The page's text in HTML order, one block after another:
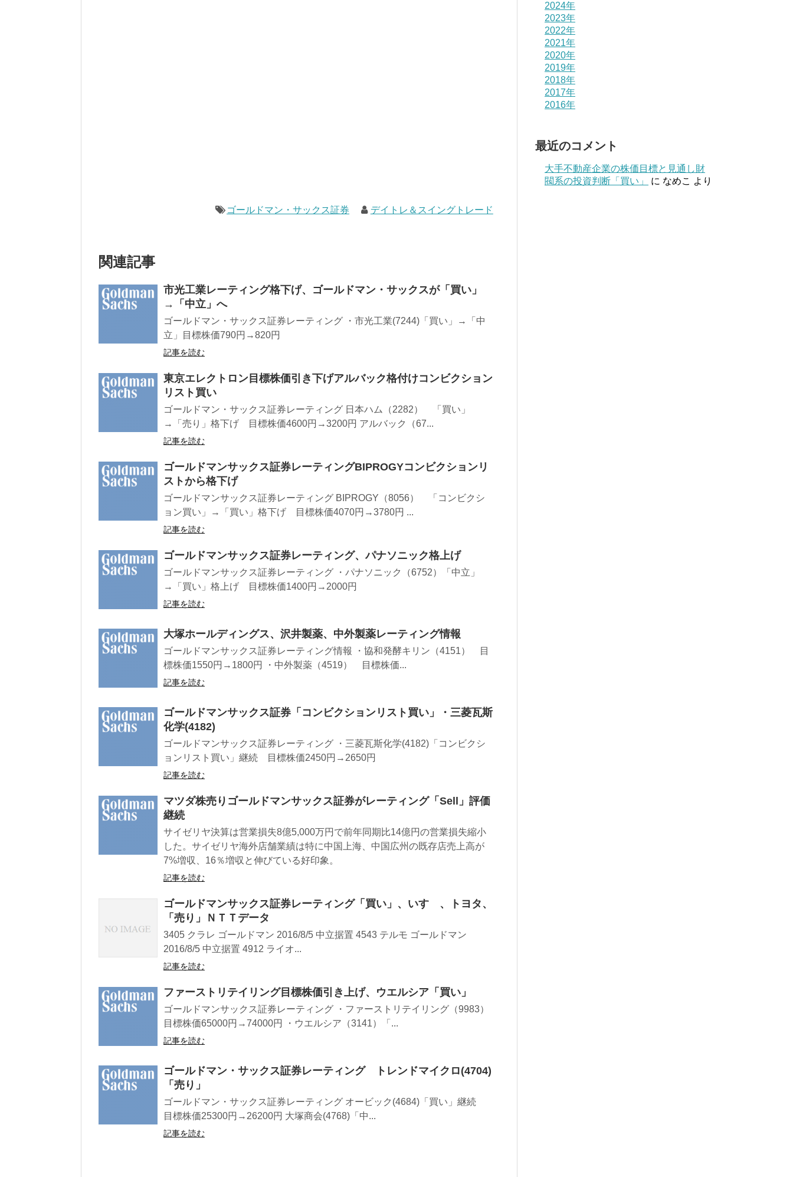
ゴールドマン・サックス証券 デイトレ＆スイングトレード
関連記事
市光工業レーティング格下げ、ゴールドマン・サックスが「買い」
→「中立」へ
ゴールドマン・サックス証券レーティング ・市光工業(7244)「買い」→「中
立」目標株価790円→820円
記事を読む
東京エレクトロン目標株価引き下げアルバック格付けコンビクション
リスト買い
ゴールドマン・サックス証券レーティング 日本ハム（2282） 「買い」
→「売り」格下げ 目標株価4600円→3200円 アルバック（67...
記事を読む
ゴールドマンサックス証券レーティングBIPROGYコンビクションリ
ストから格下げ
ゴールドマンサックス証券レーティング BIPROGY（8056） 「コンビクシ
ョン買い」→「買い」格下げ 目標株価4070円→3780円 ...
記事を読む
ゴールドマンサックス証券レーティング、パナソニック格上げ
ゴールドマンサックス証券レーティング ・パナソニック（6752）「中立」
→「買い」格上げ 目標株価1400円→2000円
記事を読む
大塚ホールディングス、沢井製薬、中外製薬レーティング情報
ゴールドマンサックス証券レーティング情報 ・協和発酵キリン（4151） 目
標株価1550円→1800円 ・中外製薬（4519） 目標株価...
記事を読む
ゴールドマンサックス証券「コンビクションリスト買い」・三菱瓦斯
化学(4182)
ゴールドマンサックス証券レーティング ・三菱瓦斯化学(4182)「コンビクシ
ョンリスト買い」継続 目標株価2450円→2650円
記事を読む
マツダ株売りゴールドマンサックス証券がレーティング「Sell」評価
継続
サイゼリヤ決算は営業損失8億5,000万円で前年同期比14億円の営業損失縮小
した。サイゼリヤ海外店舗業績は特に中国上海、中国広州の既存店売上高が
7%増収、16％増収と伸びている好印象。
記事を読む
ゴールドマンサックス証券レーティング「買い」、いすゞ、トヨタ、
「売り」ＮＴＴデータ
3405 クラレ ゴールドマン 2016/8/5 中立据置 4543 テルモ ゴールドマン
2016/8/5 中立据置 4912 ライオ...
記事を読む
ファーストリテイリング目標株価引き上げ、ウエルシア「買い」
ゴールドマンサックス証券レーティング ・ファーストリテイリング（9983）
目標株価65000円→74000円 ・ウエルシア（3141）「...
記事を読む
ゴールドマン・サックス証券レーティング トレンドマイクロ(4704)
「売り」
ゴールドマン・サックス証券レーティング オービック(4684)「買い」継続
目標株価25300円→26200円 大塚商会(4768)「中...
記事を読む
2024年
2023年
2022年
2021年
2020年
2019年
2018年
2017年
2016年
最近のコメント
大手不動産企業の株価目標と見通し財
閥系の投資判断「買い」
に なめこ より